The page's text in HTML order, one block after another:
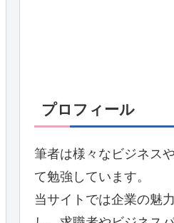
プロフィール
筆者は様々なビジネス
て勉強しています。
当サイトでは企業の魅